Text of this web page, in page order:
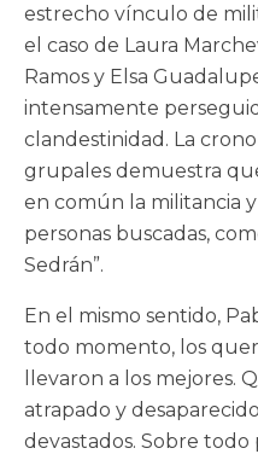
estrecho vínculo de
el caso de Laura
Ramos y Elsa
intensamente
clandestinidad. La
grupales demuestra
en común la militancia
personas buscadas,
Sedrán”.
En el mismo sentido,
todo momento, los
llevaron a los mejores.
atrapado y
devastados. Sobre